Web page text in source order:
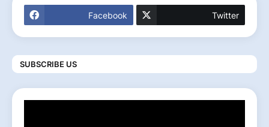
Facebook Twitter
SUBSCRIBE US